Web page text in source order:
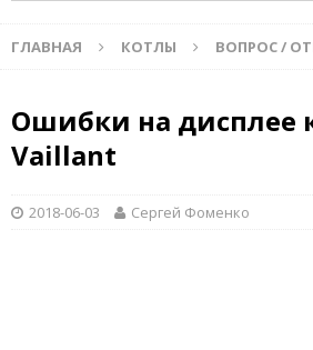
ГЛАВНАЯ КОТЛЫ ВОПРОС /
Ошибки на дисплее
Vaillant
2018-06-03 Сергей Фоменко